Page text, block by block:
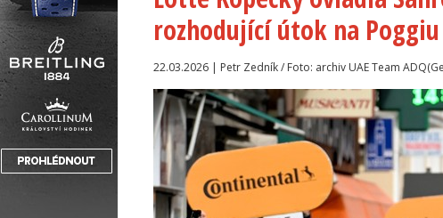
rozhodující útok na Poggiu
22.03.2026 | Petr Zedník / Foto: archiv UAE Team